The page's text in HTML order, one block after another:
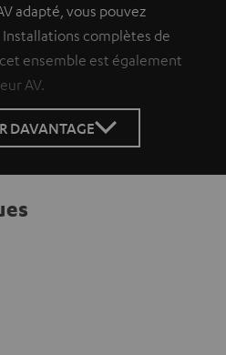
adapté, vous pouvez
complètes de
ensemble est également
AV.
DAVANTAGE